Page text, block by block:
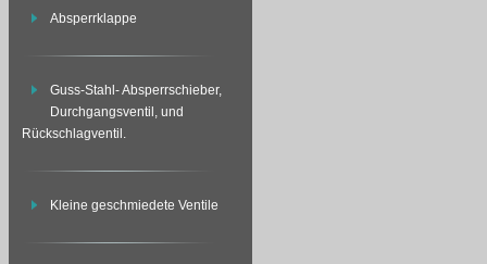
Absperrklappe
Guss-Stahl- Absperrschieber,
Durchgangsventil, und
Rückschlagventil.
Kleine geschmiedete Ventile